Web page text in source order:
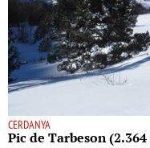
CERDANYA
Pic de Tarbeson